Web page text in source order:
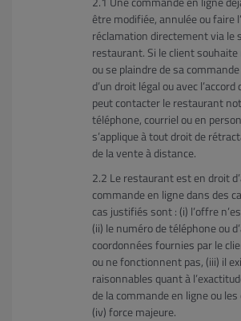
être modifiée, annulée ou faire
réclamation directement via le
restaurant. Si le client
ou se plaindre de sa
d’un droit légal ou avec
peut contacter le restaurant
téléphone, courriel ou en
s’applique à tout droit de
de la vente à distance.
Le restaurant est en droit
commande en ligne dans des
cas justifiés sont : (i) l’offre
(ii) le numéro de téléphone ou
coordonnées fournies par le
ou ne fonctionnent pas, (iii) il
raisonnables quant à
de la commande en ligne ou
(iv) force majeure.